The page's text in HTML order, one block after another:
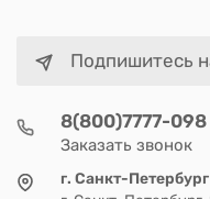
Подпишитесь
8(800)7777-098
Заказать звонок
г. Санкт-Петербург